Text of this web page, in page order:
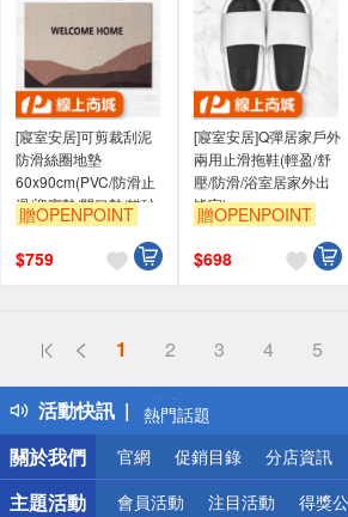
[寢室安居]可剪裁刮泥
防滑絲圈地墊
60x90cm(PVC/防滑止
滑/迎賓墊/門口墊/貓砂
墊/玄關墊)
贈OPENPOINT
$759
[寢室安居]Q彈居家戶外
兩用止滑拖鞋(輕盈/舒
壓/防滑/浴室居家外出
皆宜)
贈OPENPOINT
$698
1 2 3 4 5
活動快訊
詐騙網頁！請小心！
得獎公告
熱門話題
銀行優惠
偏遠地區配送
詐騙網頁！請小心！
關於我們
官網 促銷目錄 分店資訊
主題活動 會員活動 注目活動 得獎